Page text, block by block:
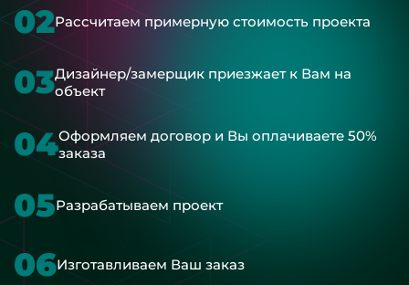
02Рассчитаем примерную стоимость проекта
03Дизайнер/замерщик приезжает к Вам на
объект
04Оформляем договор и Вы оплачиваете 50%
заказа
05Разрабатываем проект
06Изготавливаем Ваш заказ